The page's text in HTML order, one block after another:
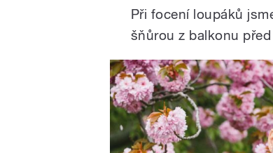
Při focení loupáků
šňůrou z balkonu